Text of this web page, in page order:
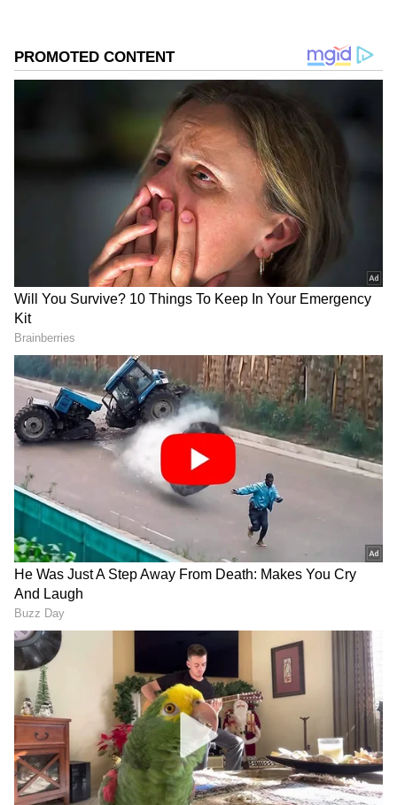
ಹೂವುಗಳ ಉತ್ಪಾದನೆಯನ್ನು ಪ್ರಚೋದಿಸುತ್ತದೆ ಎನ್ನುವ
ಮಾತಿದೆ. ಇದೇ ಕಾರಣಕ್ಕೆ ಹಲವರು ಈ ತಂತ್ರವನ್ನು
ಸಮಗ್ರ ಸುದ್ದಿ ಮೂಲವನ್ನಾಗಿ asianet suvarna news ಅನ್ನು
ಆಯ್ಕೆ ಮಾಡಿಕೊಳ್ಳಿ
2
6
Image Credit :
ಸಾಂಪ್ರದಾಯಿಕ ಪದ್ಧತಿ ಹೇಳೋದೇನು?
ಮೊಳೆ ಹೊಡದಾಗ ಕಾಂಡಕ್ಕೆ ಗಾಯವಾಗುವುದರಿಂದ ರಕ್ಷಣಾ
ಕಾರ್ಯವಿಧಾನ ಆರಂಭವಾಗುತ್ತದೆ. ಮರವು ಎಥಿಲೀನ್ ಮತ್ತು
ಜಾಸ್ಮೋನಿಕ್ ಆಮ್ಲದಂತಹ ಒತ್ತಡದ ಹಾರ್ಮೋನುಗಳನ್ನು
ಉತ್ಪಾದಿಸುತ್ತದೆ, ಇದು ಹೂವಿನ ಲೈಂಗಿಕತೆಯ ಮೇಲೆ